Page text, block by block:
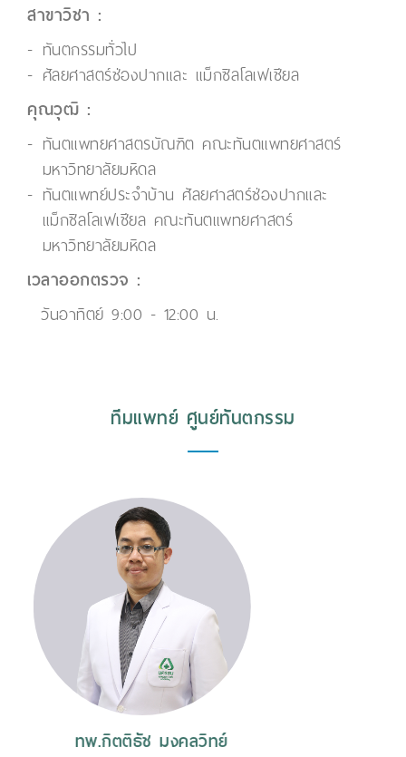
สาขาวิชา :
ทันตกรรมทั่วไป
ศัลยศาสตร์ช่องปากและ แม็กซิลโลเฟเชียล
คุณวุฒิ :
ทันตแพทยศาสตรบัณฑิต คณะทันตแพทยศาสตร์
มหาวิทยาลัยมหิดล
ทันตแพทย์ประจำบ้าน ศัลยศาสตร์ช่องปากและ
แม็กซิลโลเฟเชียล คณะทันตแพทยศาสตร์
มหาวิทยาลัยมหิดล
เวลาออกตรวจ :
วันอาทิตย์ 9:00 - 12:00 น.
ทีมแพทย์ ศูนย์ทันตกรรม